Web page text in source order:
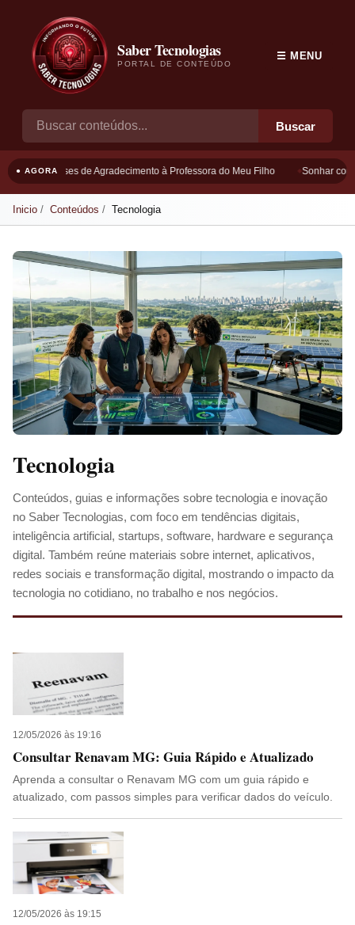
Saber Tecnologias
PORTAL DE CONTEÚDO
Buscar
☰ MENU
● AGORAFrases de Agradecimento à Professora do Meu Filho Sonhar com
Inicio Conteúdos Tecnologia
Tecnologia
Conteúdos, guias e informações sobre tecnologia e inovação
no Saber Tecnologias, com foco em tendências digitais,
inteligência artificial, startups, software, hardware e segurança
digital. Também reúne materiais sobre internet, aplicativos,
redes sociais e transformação digital, mostrando o impacto da
tecnologia no cotidiano, no trabalho e nos negócios.
12/05/2026 às 19:16
Consultar Renavam MG: Guia Rápido e Atualizado
Aprenda a consultar o Renavam MG com um guia rápido e
atualizado, com passos simples para verificar dados do veículo.
12/05/2026 às 19:15